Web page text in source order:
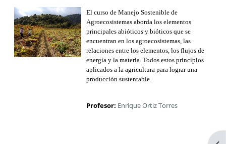
El curso de Manejo Sostenible de
Agroecosistemas aborda los elementos
principales abióticos y bióticos que se
encuentran en los agroecosistemas, las
relaciones entre los elementos, los flujos de
energía y la materia. Todos estos principios
aplicados a la agricultura para lograr una
producción sustentable.
Profesor: Enrique Ortiz Torres